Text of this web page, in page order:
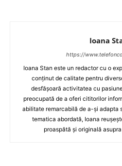
Ioana
https://
Ioana Stan este un redactor cu o
conținut de calitate pentru
desfășoară activitatea cu
preocupată de a oferi cititorilor
abilitate remarcabilă de a-și adapta
tematica abordată, Ioana
proaspătă și originală